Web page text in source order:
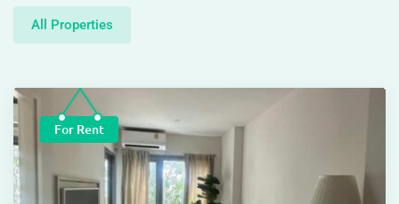
All Properties
For Rent